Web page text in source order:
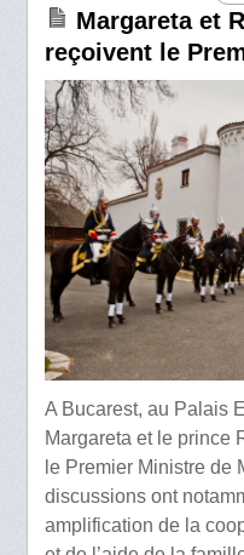
Margareta et
reçoivent le
A Bucarest, au Palais
Margareta et le prince
le Premier Ministre de
discussions ont
amplification de la